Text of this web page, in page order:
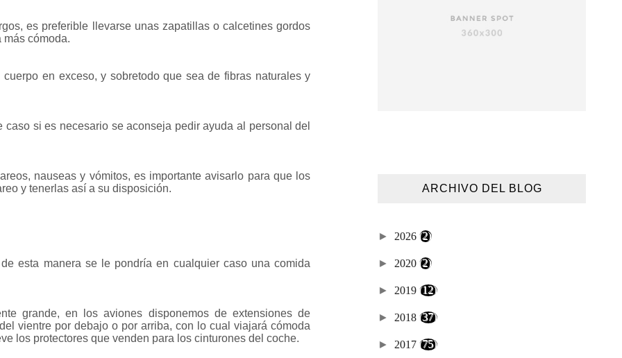
es preferible llevarse unas zapatillas o calcetines gordos
más cómoda.
en exceso, y sobretodo que sea de fibras naturales y
si es necesario se aconseja pedir ayuda al personal del
nauseas y vómitos, es importante avisarlo para que los
y tenerlas así a su disposición.
esta manera se le pondría en cualquier caso una comida
grande, en los aviones disponemos de extensiones de
vientre por debajo o por arriba, con lo cual viajará cómoda
los protectores que venden para los cinturones del coche.
ARCHIVO DEL BLOG
► 2026 (2)
► 2020 (2)
► 2019 (12)
► 2018 (37)
► 2017 (75)